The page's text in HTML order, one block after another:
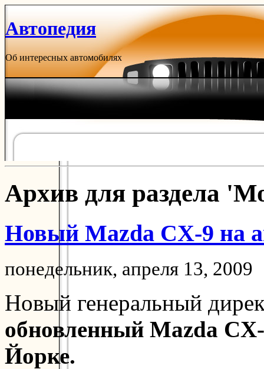
Автопедия
Об интересных автомобилях
Архив для раздела
Новый Mazda CX-9 на
понедельник, апреля 13, 2009
Новый генеральный
обновленный Mazda
Йорке.